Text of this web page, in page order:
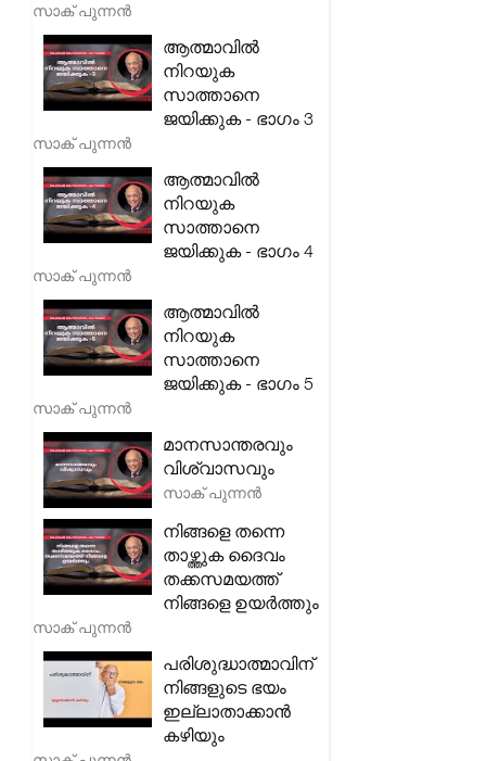
സാക് പുന്നൻ
ആത്മാവിൽ
നിറയുക
സാത്താനെ
ജയിക്കുക - ഭാഗം 3
സാക് പുന്നൻ
ആത്മാവിൽ
നിറയുക
സാത്താനെ
ജയിക്കുക - ഭാഗം 4
സാക് പുന്നൻ
ആത്മാവിൽ
നിറയുക
സാത്താനെ
ജയിക്കുക - ഭാഗം 5
സാക് പുന്നൻ
മാനസാന്തരവും
വിശ്വാസവും
സാക് പുന്നൻ
നിങ്ങളെ തന്നെ
താഴ്ത്തുക ദൈവം
തക്കസമയത്ത്
നിങ്ങളെ ഉയർത്തും
സാക് പുന്നൻ
പരിശുദ്ധാത്മാവിന്
നിങ്ങളുടെ ഭയം
ഇല്ലാതാക്കാൻ
കഴിയും